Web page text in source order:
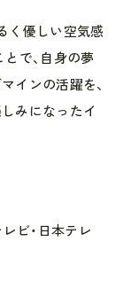
く優しい空気感
で、自身の夢
インの活躍を、
みになったイ
ビ・日本テレ